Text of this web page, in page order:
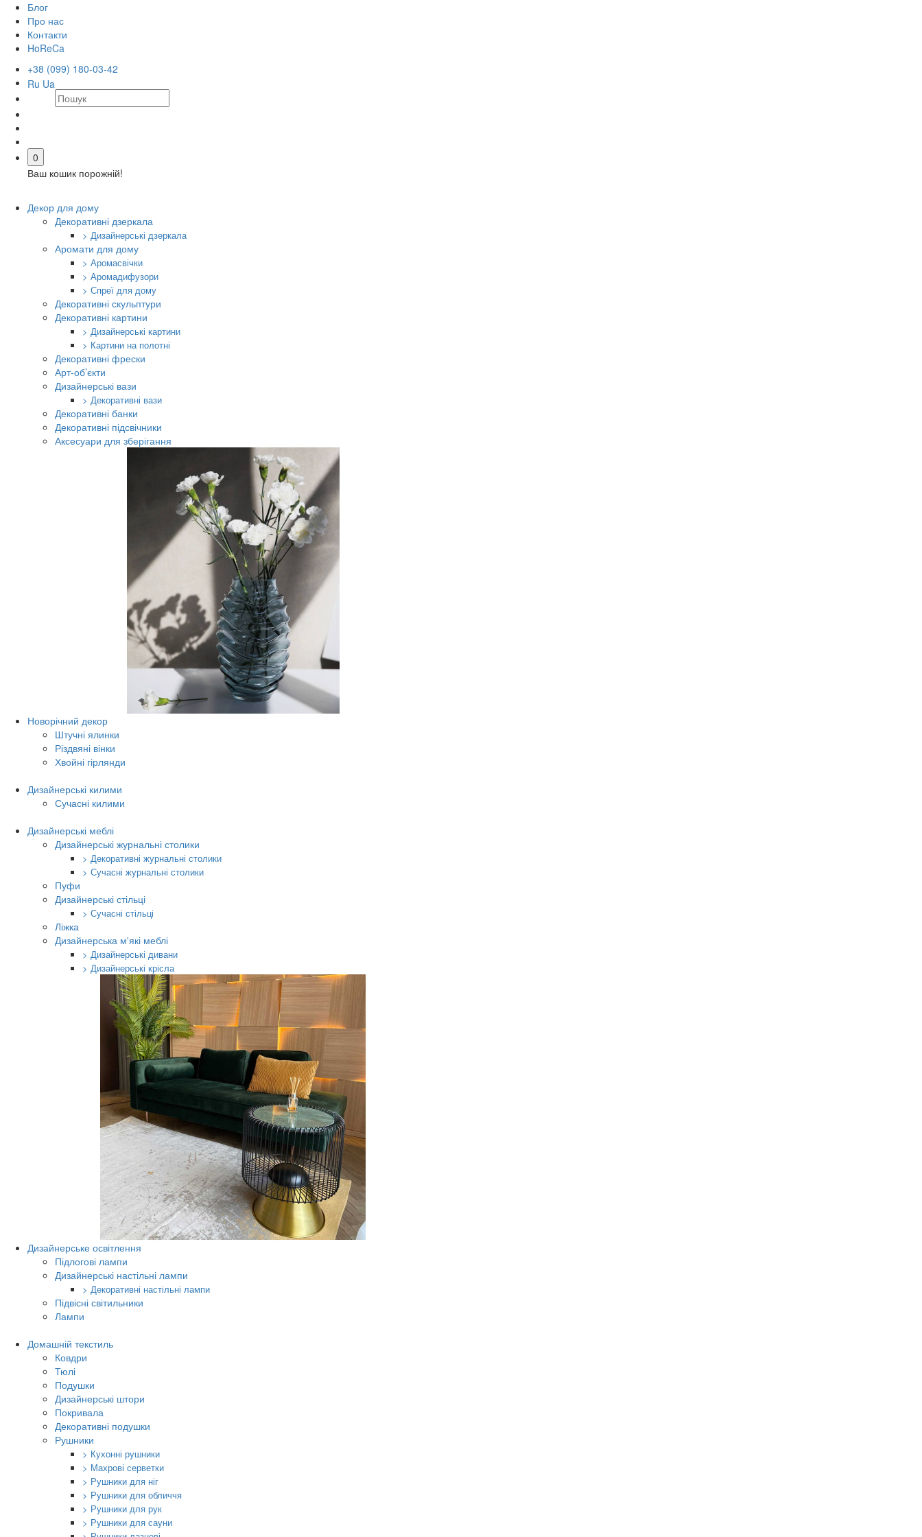
Блог
Про нас
Контакти
HoReCa
+38 (099) 180-03-42
Ru Ua
0
Ваш кошик порожній!
Декор для дому
Декоративні дзеркала
> Дизайнерські дзеркала
Аромати для дому
> Аромасвічки
> Аромадифузори
> Спреї для дому
Декоративні скульптури
Декоративні картини
> Дизайнерські картини
> Картини на полотні
Декоративні фрески
Арт-об’єкти
Дизайнерські вази
> Декоративні вази
Декоративні банки
Декоративні підсвічники
Аксесуари для зберігання
Новорічний декор
Штучні ялинки
Різдвяні вінки
Хвойні гірлянди
Дизайнерські килими
Сучасні килими
Дизайнерські меблі
Дизайнерські журнальні столики
> Декоративні журнальні столики
> Сучасні журнальні столики
Пуфи
Дизайнерські стільці
> Сучасні стільці
Ліжка
Дизайнерська м'які меблі
> Дизайнерські дивани
> Дизайнерські крісла
Дизайнерське освітлення
Підлогові лампи
Дизайнерські настільні лампи
> Декоративні настільні лампи
Підвісні світильники
Лампи
Домашній текстиль
Ковдри
Тюлі
Подушки
Дизайнерські штори
Покривала
Декоративні подушки
Рушники
> Кухонні рушники
> Махрові серветки
> Рушники для ніг
> Рушники для обличчя
> Рушники для рук
> Рушники для сауни